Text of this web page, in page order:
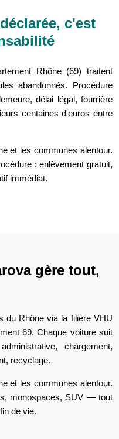
c'est
Rhône (69) traitent
abandonnés. Procédure
délai légal, fourrière
centaines d'euros entre
et les communes alentour.
: enlèvement gratuit,
immédiat.
gère tout,
du Rhône via la filière VHU
69. Chaque voiture suit
chargement,
recyclage.
et les communes alentour.
monospaces, SUV — tout
de vie.